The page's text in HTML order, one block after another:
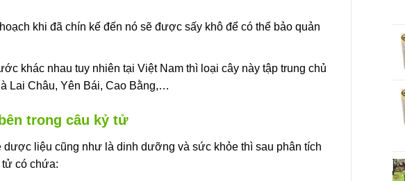
khi đã chín kế đến nó sẽ được sấy khô để có thể bảo quản
khác nhau tuy nhiên tại Việt Nam thì loại cây này tập trung chủ
Lai Châu, Yên Bái, Cao Bằng,…
trong câu kỷ tử
dược liệu cũng như là dinh dưỡng và sức khỏe thì sau phân tích
tử có chứa: